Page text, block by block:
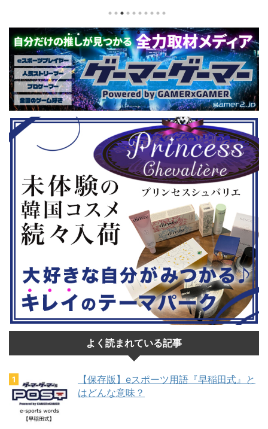
ルを独自に
。（類似し
ゲーム、長
ム） 注目
セット』
ホラーゲー
『鉄拳8
選（神奈川県）の優勝者3名が決勝大
仕様。ご当地キャラクターによる対戦
も見られるとのことなので、家族で楽
しめるイベントになっているようで
す。 ちなみに、ゲストのプロレスラ
ーである蝶野正洋さんは今年60歳に
なるそうです。トークセッションに登
場しますよ。 この記事のポイント ・
大会参加者は60歳以上 ・3地区で予
選あり。予選は8月24日、25日と9月
22日。本戦は9月22日（事前エ ...
ファンから
や編成や育
クなどが話
売されたば
要チェック
ル」に『ユ
登場！『龍
リロード』
は、
ンドーeショ
...
よく読まれている記事
【保存版】eスポーツ用語『早稲田式』と
はどんな意味？